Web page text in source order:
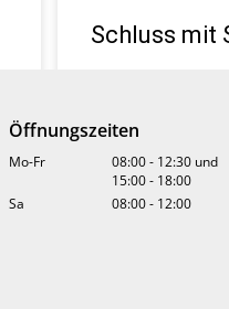
Schluss mit
Umso schlimmer,
gelblich gefleckt
» MEHR LESEN
Öffnungszeiten
Mo-Fr 08:00- 12:30 und
15:00- 18:00
Sa
08:00- 12:00